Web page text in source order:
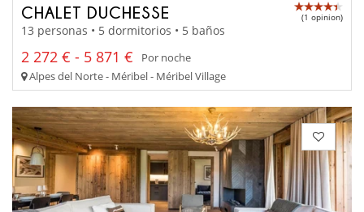
CHALET DUCHESSE (1 opinion)
13 personas • 5 dormitorios • 5 baños
2 272 € - 5 871 €
Por noche
Alpes del Norte - Méribel - Méribel Village